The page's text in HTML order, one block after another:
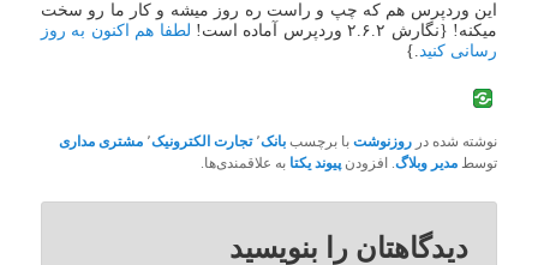
این وردپرس هم که چپ و راست ره روز میشه و کار ما رو سخت
می‏کنه! {نگارش ۲.۶.۲ وردپرس آماده است!
لطفا هم اکنون به روز
رسانی کنید.}
نوشته شده درروزنوشت با برچسببانک٬ تجارت الکترونیک٬ مشتری مداری
توسطمدیر وبلاگ. افزودنپیوند یکتا به علاقمندی‌ها.
دیدگاهتان را بنویسید